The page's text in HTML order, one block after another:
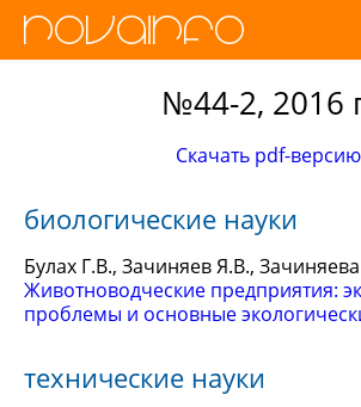
№44-2, 2016
Скачать pdf-версию
биологические науки
Булах Г.В., Зачиняев Я.В.,
Животноводческие предприятия:
проблемы и основные
технические науки